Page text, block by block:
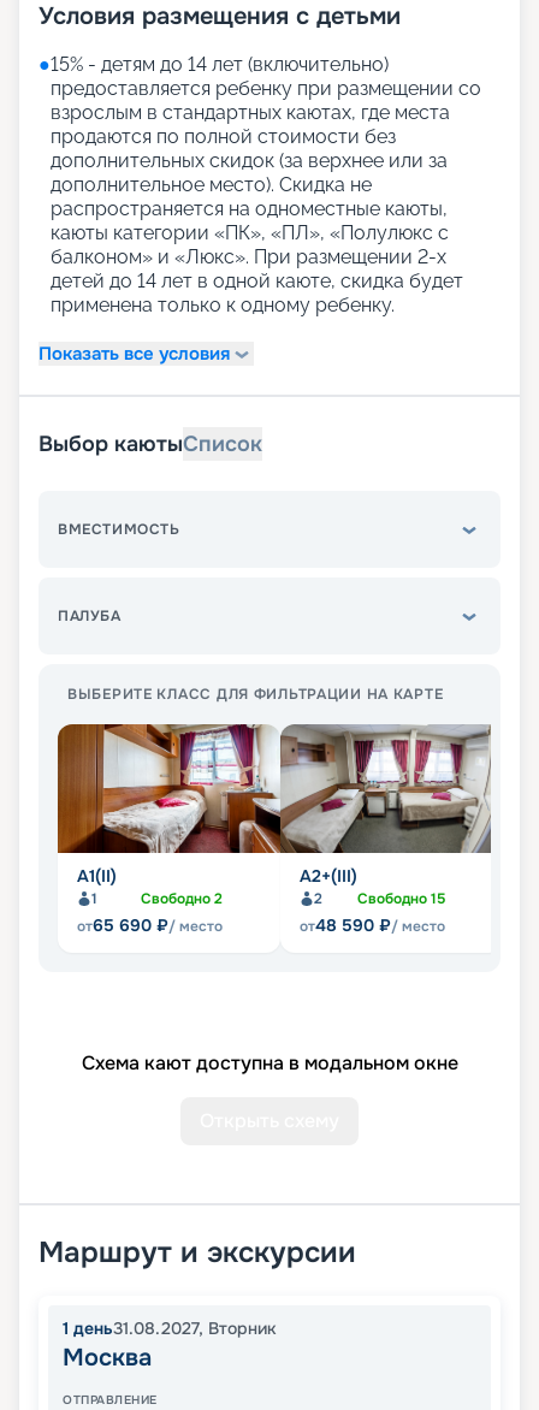
Условия размещения с детьми
●15% - детям до 14 лет (включительно)
предоставляется ребенку при размещении со
взрослым в стандартных каютах, где места
продаются по полной стоимости без
дополнительных скидок (за верхнее или за
дополнительное место). Скидка не
распространяется на одноместные каюты,
каюты категории «ПК», «ПЛ», «Полулюкс с
балконом» и «Люкс». При размещении 2-х
детей до 14 лет в одной каюте, скидка будет
применена только к одному ребенку.
Показать все условия
Выбор каютыСписок
ВМЕСТИМОСТЬ
ПАЛУБА
ВЫБЕРИТЕ КЛАСС ДЛЯ ФИЛЬТРАЦИИ НА КАРТЕ
А1(II)
1 Свободно2
от65 690 ₽/ место
А2+(III)
2 Свободно15
от48 590 ₽/ место
Схема кают доступна в модальном окне
Маршрут и экскурсии
1 день31.08.2027, Вторник
Москва
ОТПРАВЛЕНИЕ